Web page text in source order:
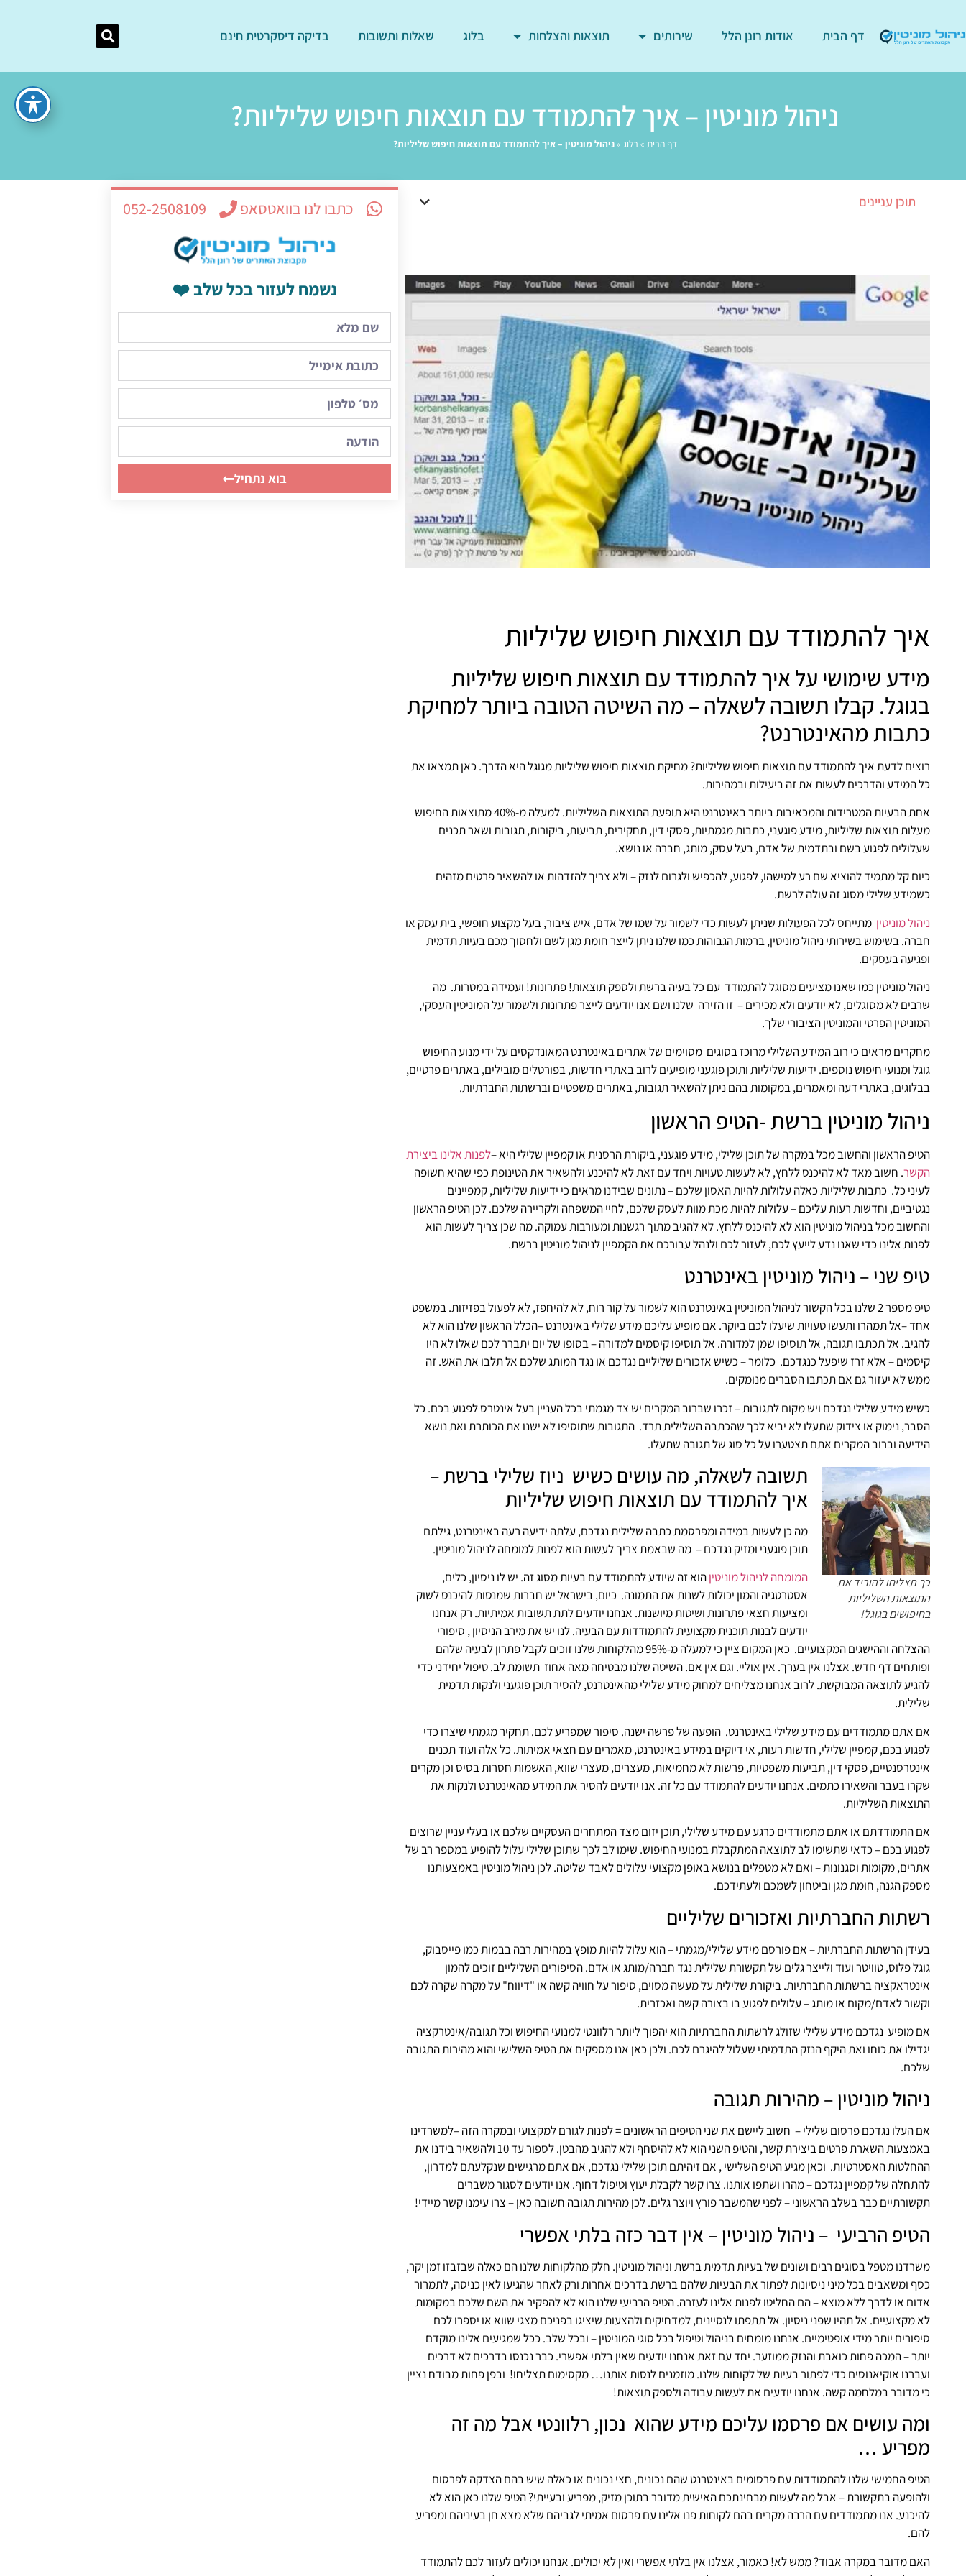
דף הבית אודות רונן הלל שירותים תוצאות והצלחות בלוג שאלות ותשובות בדיקה דיסקרטית חינם
ניהול מוניטין – איך להתמודד עם תוצאות חיפוש שליליות?
דף הבית »בלוג »ניהול מוניטין – איך להתמודד עם תוצאות חיפוש שליליות?
תוכן עניינים
איך להתמודד עם תוצאות חיפוש שליליות
מידע שימושי על איך להתמודד עם תוצאות חיפוש שליליות
בגוגל. קבלו תשובה לשאלה – מה השיטה הטובה ביותר למחיקת
כתבות מהאינטרנט?
רוצים לדעתאיך להתמודד עם תוצאות חיפוש שליליות?מחיקת תוצאות חיפוש שליליות מגוגל היא הדרך. כאן תמצאו את
כל המידע והדרכים לעשות את זה ביעילות ובמהירות.
אחת הבעיות המטרידות והמכאיבות ביותר באינטרנט היא תופעת התוצאות השליליות. למעלה מ-40% מתוצאות החיפוש
מעלות תוצאות שליליות, מידע פוגעני, כתבות מגמתיות, פסקי דין, תחקירים, תביעות, ביקורות, תגובות ושאר תכנים
שעלולים לפגוע בשם ובתדמית של אדם, בעל עסק, מותג, חברה או נושא.
כיום קל מתמיד להוציא שם רע למישהו, לפגוע, להכפיש ולגרום לנזק – ולא צריך להזדהות או להשאיר פרטים מזהים
כשמידע שלילי מסוג זה עולה לרשת.
ניהול מוניטין מתייחס לכל הפעולות שניתן לעשות כדי לשמור על שמו של אדם, איש ציבור, בעל מקצוע חופשי, בית עסק או
חברה. בשימוש בשירותי ניהול מוניטין, ברמות הגבוהות כמו שלנו ניתן לייצר חומת מגן לשם ולחסוך מכם בעיות תדמית
ופגיעה בעסקים.
ניהול מוניטין כמו שאנו מציעים מסוגל להתמודד עם כל בעיה ברשת ולספק תוצאות! פתרונות! ועמידה במטרות. מה
שרבים לא מסוגלים, לא יודעים ולא מכירים – זו הזירה שלנו ושם אנו יודעים לייצר פתרונות ולשמור על המוניטין העסקי,
המוניטין הפרטי והמוניטין הציבורי שלך.
מחקרים מראים כי רוב המידע השלילי מרוכז בסוגים מסוימים של אתרים באינטרנט המאונדקסים על ידי מנוע החיפוש
גוגל ומנועי חיפוש נוספים. ידיעות שליליות ותוכן פוגעני מופיעים לרוב באתרי חדשות, בפורטלים מובילים, באתרים פרטיים,
בבלוגים, באתרי דעה ומאמרים, במקומות בהם ניתן להשאיר תגובות, באתרים משפטיים וברשתות החברתיות.
ניהול מוניטין ברשת -הטיפ הראשון
הטיפ הראשון והחשוב מכל במקרה של תוכן שלילי, מידע פוגעני, ביקורת הרסנית או קמפיין שלילי היא –לפנות אלינו ביצירת
הקשר. חשוב מאד לא להיכנס ללחץ, לא לעשות טעויות ויחד עם זאת לא להיכנע ולהשאיר את הטינופת כפי שהיא חשופה
לעיני כל. כתבות שליליות כאלה עלולות להיות האסון שלכם – נתונים שבידנו מראים כי ידיעות שליליות, קמפיינים
נגטיביים, וחדשות רעות עליכם – עלולות להיות מכת מוות לעסק שלכם, לחיי המשפחה ולקריירה שלכם. לכן הטיפ הראשון
והחשוב מכל בניהול מוניטין הוא לא להיכנס ללחץ. לא להגיב מתוך רגשנות ומעורבות עמוקה. מה שכן צריך לעשות הוא
לפנות אלינו כדי שאנו נדע לייעץ לכם, לעזור לכם ולנהל עבורכם את הקמפיין לניהול מוניטין ברשת.
טיפ שני – ניהול מוניטין באינטרנט
טיפ מספר 2 שלנו בכל הקשור לניהול המוניטין באינטרנט הוא לשמור על קור רוח, לא להיחפז, לא לפעול בפזיזות. במשפט
אחד –אל תמהרו ותעשו טעויות שיעלו לכם ביוקר. אם מופיע עליכם מידע שלילי באינטרנט –הכלל הראשון שלנו הוא לא
להגיב. אל תכתבו תגובה, אל תוסיפו שמן למדורה. אל תוסיפו קיסמים למדורה – בסופו של יום יתברר לכם שאלו לא היו
קיסמים – אלא זרז שיפעל כנגדכם. כלומר – כשיש אזכורים שליליים נגדכם או נגד המותג שלכם אל תלבו את האש. זה
ממש לא יעזור גם אם תכתבו הסברים מנומקים.
כשיש מידע שלילי נגדכם ויש מקום לתגובות – זכרו שברוב המקרים יש צד מגמתי בכל העניין בעל אינטרס לפגוע בכם. כל
הסבר, נימוק או צידוק שתעלו לא יביא לכך שהכתבה השלילית תרד. התגובות שתוסיפו לא ישנו את הכותרת ואת נושא
הידיעה וברוב המקרים אתם תצטערו על כל סוג של תגובה שתעלו.
כך תצליחו להוריד את
התוצאות השליליות
בחיפושים בגוגל!
תשובה לשאלה, מה עושים כשיש ניוז שלילי ברשת –
איך להתמודד עם תוצאות חיפוש שליליות
מה כן לעשות במידה ומפרסמת כתבה שלילית נגדכם, עלתה ידיעה רעה באינטרנט, גילתם
תוכן פוגעני ומזיק נגדכם – מה שבאמת צריך לעשות הוא לפנות למומחה לניהול מוניטין.
המומחה לניהול מוניטיןהוא זה שיודע להתמודד עם בעיות מסוג זה. יש לו ניסיון, כלים,
אסטרטגיה והמון יכולות לשנות את התמונה. כיום, בישראל יש חברות שמנסות להיכנס לשוק
ומציעות חצאי פתרונות ושיטות מיושנות. אנחנו יודעים לתת תשובות אמיתיות. רק אנחנו
יודעים לבנות תוכנית מקצועית להתמודדות עם הבעיה. לנו יש את מירב הניסיון , סיפורי
ההצלחה וההישגים המקצועיים. כאן המקום ציין כי למעלה מ-95% מהלקוחות שלנו זוכים לקבל פתרון לבעיה שלהם
ופותחים דף חדש. אצלנו אין בערך. אין אוליי. וגם אין אם. השיטה שלנו מבטיחה מאה אחוז תשומת לב. טיפול יחידני כדי
להגיע לתוצאה המבוקשת. לרוב אנחנו מצליחים למחוק מידע שלילי מהאינטרנט, להסיר תוכן פוגעני ולנקות תדמית
שלילית.
אם אתם מתמודדים עם מידע שלילי באינטרנט. הופעה של פרשה ישנה. סיפור שמפריע לכם. תחקיר מגמתי שיצרו כדי
לפגוע בכם, קמפיין שלילי, חדשות רעות, אי דיוקים במידע באינטרנט, מאמרים עם חצאי אמיתות. כל אלה ועוד תכנים
אינטרסנטיים, פסקי דין, תביעות משפטיות, פרשות לא מחמיאות, מעצרים, מעצרי שווא, האשמות חסרות בסיס וכן מקרים
שקרו בעבר והשאירו כתמים. אנחנו יודעים להתמודד עם כל זה. אנו יודעים להסיר את המידע מהאינטרנט ולנקות את
התוצאות השליליות.
אם התמודדתם או אתם מתמודדים כרגע עם מידע שלילי, תוכן יזום מצד המתחרים העסקיים שלכם או בעלי עניין שרוצים
לפגוע בכם – כדאי שתשימו לב לתוצאה המתקבלת במנועי החיפוש. שימו לב לכך שתוכן שלילי עלול להופיע במספר רב של
אתרים, מקומות וסגנונות – ואם לא מטפלים בנושא באופן מקצועי עלולים לאבד שליטה. לכן ניהול מוניטין באמצעותנו
מספק הגנה, חומת מגן וביטחון לשמכם ולעתידכם.
רשתות החברתיות ואזכורים שליליים
בעידן הרשתות החברתיות – אם פורסם מידע שלילי/מגמתי – הוא עלול להיות מופץ במהירות רבה בבמות כמו פייסבוק,
גוגל פלוס, טוויטר ועוד ולייצר גלים של תקשורת שלילית נגד חברה/מותג או אדם. הסיפורים השליליים זוכים להמון
אינטראקציה ברשתות החברתיות. ביקורת שלילית על מעשה מסוים, סיפור על חוויה קשה או "דיווח" על מקרה שקרה לכם
וקשור לאדם/מקום או מותג – עלולים לפגוע בו בצורה קשה ואכזרית.
אם מופיע נגדכם מידע שלילי שזולג לרשתות החברתיות הוא יהפוך ליותר רלוונטי למנועי החיפוש וכל תגובה/אינטרקציה
יגדילו את כוחו ואת היקף הנזק התדמיתי שעלול להיגרם לכם. ולכן כאן אנו מספקים את הטיפ השלישי והוא מהירות התגובה
שלכם.
ניהול מוניטין – מהירות תגובה
אם העלו נגדכם פרסום שלילי – חשוב ליישם את שני הטיפים הראשונים = לפנות לגורם למקצועי ובמקרה הזה –למשרדינו
באמצעות השארת פרטים ביצירת קשר, והטיפ השני הוא לא להיסחף ולא להגיב מהבטן. לספור עד 10 ולהשאיר בידנו את
ההחלטות האסטרטיות. וכאן מגיע הטיפ השלישי , אם זיהיתם תוכן שלילי נגדכם, אם אתם מרגישים שנקלעתם למדרון,
להתחלה של קמפיין נגדכם – מהרו ושתפו אותנו. צרו קשר לקבלת יעוץ וטיפול דחוף. אנו יודעים לסגור משברים
תקשורתיים כבר בשלב הראשוני – לפני שהמשבר פורץ ויוצר גלים. לכן מהירות תגובה חשובה כאן – צרו עימנו קשר מיידי!
הטיפ הרביעי – ניהול מוניטין – אין דבר כזה בלתי אפשרי
משרדנו מטפל בסוגים רבים ושונים של בעיות תדמית ברשת וניהול מוניטין. חלק מהלקוחות שלנו הם כאלה שבזבזו זמן יקר,
כסף ומשאבים בכל מיני ניסיונות לפתור את הבעיות שלהם ברשת בדרכים אחרות ורק לאחר שהגיעו לאין כניסה, לתמרור
אדום או לדרך ללא מוצא – הם החליטו לפנות אלינו לעזרה. הטיפ הרביעי שלנו הוא לא להפקיר את השם שלכם במקומות
לא מקצועיים. אל תהיו שפני ניסיון. אל תתפתו לנסיינים, למדחיקים ולהצעות שיציגו בפניכם מצגי שווא או יספרו לכם
סיפורים יותר מידי אופטימיים. אנחנו מומחים בניהול וטיפול בכל סוגי המוניטין – ובכל שלב. ככל שמגיעים אלינו מוקדם
יותר – המכה פחות כואבת והנזק ממוזער. יחד עם זאת אנחנו יודעים שאין בלתי אפשרי. כבר נכנסו בדרכים לא דרכים
ועברנו אוקיאנוסים כדי לפתור בעיות של לקוחות שלנו. מוזמנים לנסות אותנו… מקסימום תצליחו! ובפן פחות מבודח נציין
כי מדובר במלחמה קשה. אנחנו יודעים את לעשות עבודה ולספק תוצאות!
ומה עושים אם פרסמו עליכם מידע שהוא נכון, רלוונטי אבל מה זה
מפריע …
הטיפ החמישי שלנו להתמודדות עם פרסומים באינטרנט שהם נכונים, חצי נכונים או כאלה שיש בהם הצדקה לפרסום
ולהופעה בתקשורת – אבל מה לעשות מבחינתכם האישית מדובר בתוכן מזיק, מפריע ובעייתי? הטיפ שלנו כאן הוא לא
להיכנע. אנו מתמודדים עם הרבה מקרים בהם לקוחות פנו אלינו עם פרסום אמיתי לגביהם שלא מצא חן בעיניהם ומפריע
להם.
האם מדובר במקרה אבוד? ממש לא! כאמור, אצלנו אין בלתי אפשרי ואין לא יכולים. אנחנו יכולים לעזור לכם להתמודד
כתבו לנו בוואטסאפ 052-2508109
נשמח לעזור בכל שלב ❤️
בוא נתחיל